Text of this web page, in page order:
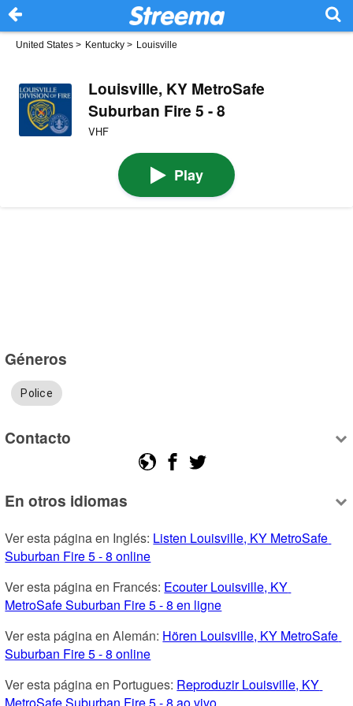
United States > Kentucky > Louisville
Louisville, KY MetroSafe
Suburban Fire 5 - 8
VHF
Play
Géneros
Police
Contacto
En otros idiomas
Ver esta página en Inglés: Listen Louisville, KY MetroSafe
Suburban Fire 5 - 8 online
Ver esta página en Francés: Ecouter Louisville, KY
MetroSafe Suburban Fire 5 - 8 en ligne
Ver esta página en Alemán: Hören Louisville, KY MetroSafe
Suburban Fire 5 - 8 online
Ver esta página en Portugues: Reproduzir Louisville, KY
MetroSafe Suburban Fire 5 - 8 ao vivo